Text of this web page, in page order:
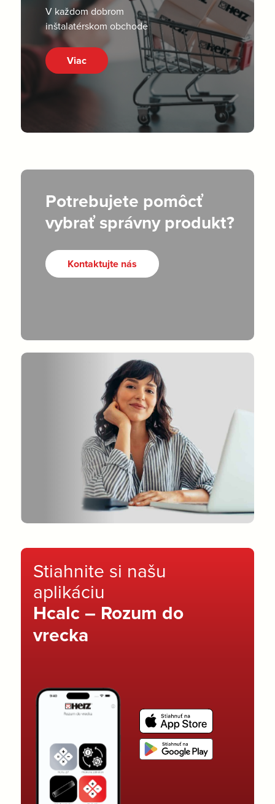
V každom dobrom
inštalatérskom obchode
Viac
Potrebujete pomôcť
vybrať správny produkt?
Kontaktujte nás
Stiahnite si našu
aplikáciu
Hcalc – Rozum do
vrecka